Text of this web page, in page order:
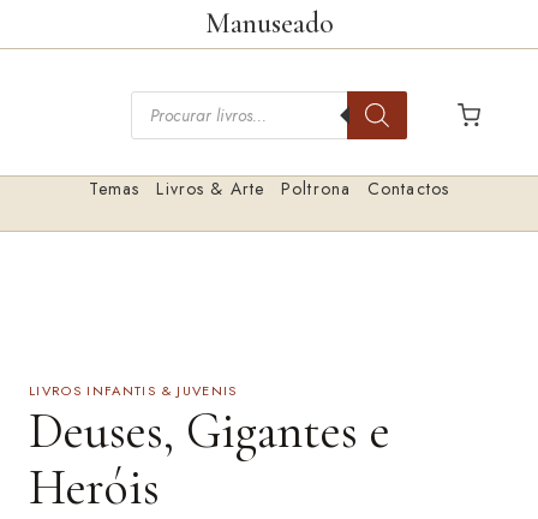
para
Manuseado
Pesquisar
livros
Temas Livros & Arte Poltrona Contactos
LIVROS INFANTIS & JUVENIS
Deuses, Gigantes e
Heróis